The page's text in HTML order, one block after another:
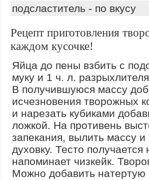
подсластитель - по вкусу
Рецепт приготовления
каждом кусочке!
Яйца до пены взбить с
муку и 1 ч. л.
В получившуюся массу
исчезновения творожных
и нарезать кубиками
ложкой. На противень
запекания, вылить массу и
духовку. Тесто
напоминает чизкейк.
Можно добавить натертую